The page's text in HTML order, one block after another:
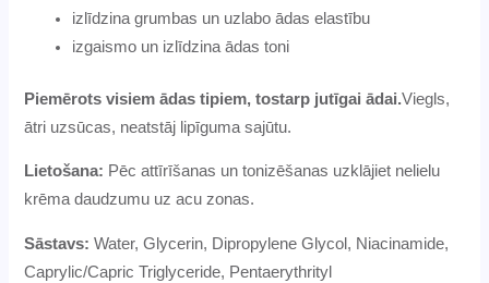
izlīdzina grumbas un uzlabo ādas elastību
izgaismo un izlīdzina ādas toni
Piemērots visiem ādas tipiem, tostarp jutīgai ādai.Viegls,
ātri uzsūcas, neatstāj lipīguma sajūtu.
Lietošana: Pēc attīrīšanas un tonizēšanas uzklājiet nelielu
krēma daudzumu uz acu zonas.
Sāstavs: Water, Glycerin, Dipropylene Glycol, Niacinamide,
Caprylic/Capric Triglyceride, Pentaerythrityl